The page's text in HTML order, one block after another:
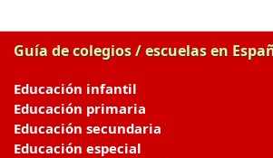
Guía de colegios / escuelas en
Educación infantil
Educación primaria
Educación secundaria
Educación especial